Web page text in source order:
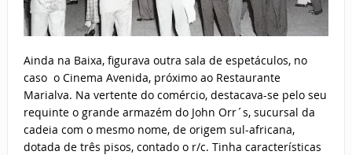
Ainda na Baixa, figurava outra sala de espetáculos, no
caso o Cinema Avenida, próximo ao Restaurante
Marialva. Na vertente do comércio, destacava-se pelo seu
requinte o grande armazém do John Orr´s, sucursal da
cadeia com o mesmo nome, de origem sul-africana,
dotada de três pisos, contado o r/c. Tinha características